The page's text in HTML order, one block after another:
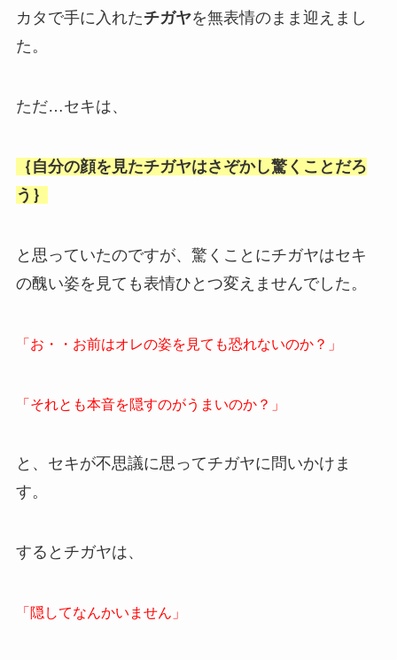
カタで手に入れたチガヤを無表情のまま迎えまし
た。
ただ…セキは、
｛自分の顔を見たチガヤはさぞかし驚くことだろ
う｝
と思っていたのですが、驚くことにチガヤはセキ
の醜い姿を見ても表情ひとつ変えませんでした。
「お・・お前はオレの姿を見ても恐れないのか？」
「それとも本音を隠すのがうまいのか？」
と、セキが不思議に思ってチガヤに問いかけま
す。
するとチガヤは、
「隠してなんかいません」